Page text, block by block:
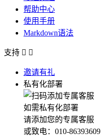
帮助中心
使用手册
Markdown语法
支持  
邀请有礼
私有化部署
如需私有化部署
请添加您的专属客服
或致电：010-86393609